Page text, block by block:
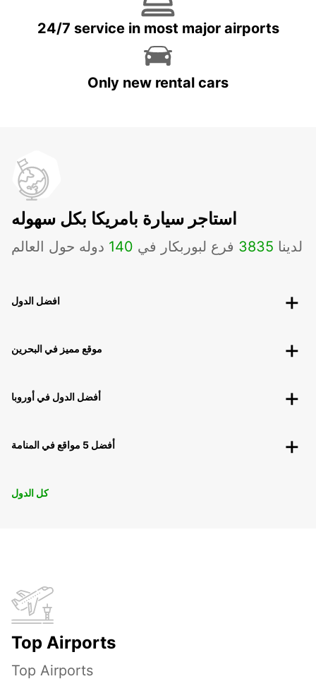
24/7 service in most major airports
Only new rental cars
استاجر سيارة بامريكا بكل سهوله
لدينا 3835 فرع لبوربكار في 140 دوله حول العالم
افضل الدول
موقع مميز في البحرين
أفضل الدول في أوروبا
أفضل 5 مواقع في المنامة
كل الدول
Top Airports
Top Airports